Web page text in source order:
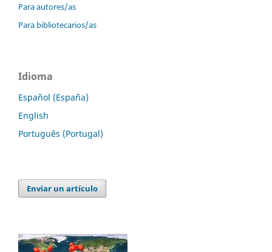
Para autores/as
Para bibliotecarios/as
Idioma
Español (España)
English
Português (Portugal)
Enviar un artículo